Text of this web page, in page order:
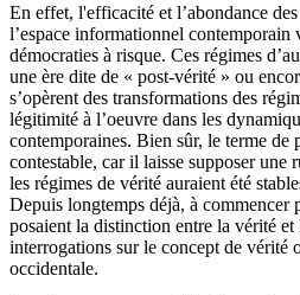
En effet, l'efficacité et l’abondance
l’espace informationnel contemporain
démocraties à risque. Ces régimes
une ère dite de « post-vérité » ou
s’opèrent des transformations des
légitimité à l’oeuvre dans les
contemporaines. Bien sûr, le terme de
contestable, car il laisse supposer une
les régimes de vérité auraient été
Depuis longtemps déjà, à
posaient la distinction entre la vérité
interrogations sur le concept de vérité
occidentale.